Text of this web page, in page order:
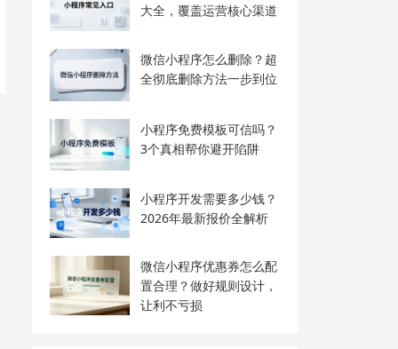
大全，覆盖运营核心渠道
微信小程序怎么删除？超
全彻底删除方法一步到位
小程序免费模板可信吗？
3个真相帮你避开陷阱
小程序开发需要多少钱？
2026年最新报价全解析
微信小程序优惠券怎么配
置合理？做好规则设计，
让利不亏损